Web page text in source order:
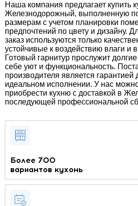
Наша компания предлагает купить
Железнодорожный, выполненную
размерам с учетом планировки
предпочтений по цвету и дизайну.
заказ используются только
устойчивые к воздействию влаги и
Готовый гарнитур прослужит
себе уют и функциональность.
производителя является
идеальном исполнении. У нас
приобрести кухню с доставкой в
последующей профессиональной
Более 700
вариантов кухонь